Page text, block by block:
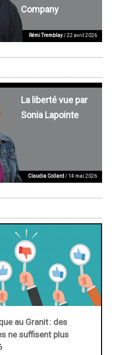
Company
Rémi Tremblay/ 22 avril 2026
La liberté vue par
Sonia Lapointe
Claudia Collard/ 14 mai 2026
au ­Granit : des
ne suffisent plus